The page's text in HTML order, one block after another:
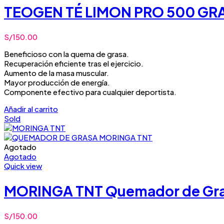
TEOGEN TÉ LIMON PRO 500
S/150.00
Beneficioso con la quema de grasa.
Recuperación eficiente tras el ejercicio.
Aumento de la masa muscular.
Mayor producción de energía.
Componente efectivo para cualquier deportista.
Añadir al carrito
Sold
Agotado
Agotado
Quick view
MORINGA TNT Quemador de
S/150.00